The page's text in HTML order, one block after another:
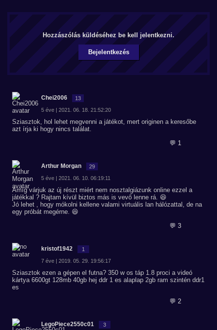
Hozzászólás küldéséhez be kell jelentkezni.
Bejelentkezés
Chei2006 13
5 éve | 2021. 06. 18. 21:52:20
Sziasztok, hol lehet megvenni a játékot, mert originen a keresőbe
azt írja ki hogy nincs találat.
💬 1
Arthur Morgan 29
5 éve | 2021. 06. 10. 06:19:11
Amíg várjuk az új részt miért nem nosztalgiázunk online ezzel a
játékkal ? Rajtam kívül biztos más is vevő lenne rá. 😆
Jó lehet , hogy mókolni kellene valami virtuális lan hálózattal, de na
egy próbát megérne. 😆
💬 3
kristof1942 1
7 éve | 2019. 05. 29. 19:56:17
Sziasztok ezen a gépen el futna? 350 w os táp 1.8 proci a videó
kártya 6600gt 128mb 40gb hej ddr 1 es alaplap 2gb ram szintén ddr1
es
💬 2
LegoPiece2550c01 3